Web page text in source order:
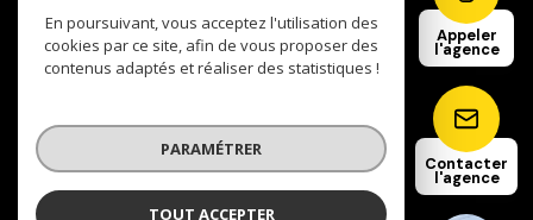
Appeler
l'agence
Contacter
l'agence
Nos partenaires
Mentions légales
Admin
Politique de confidentialite
En poursuivant, vous acceptez l'utilisation des
cookies par ce site, afin de vous proposer des
contenus adaptés et réaliser des statistiques !
PARAMÉTRER
TOUT ACCEPTER